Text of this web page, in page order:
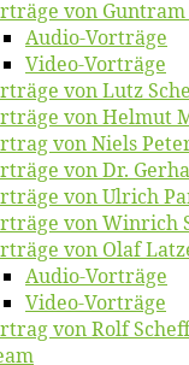
von
Au­dio-Vor­trä­ge
Vi­deo-Vor­trä­ge
von Lutz
von Hel­mut
von Niels
von Dr.
von Ul­rich
von Win­rich
von Olaf
Au­dio-Vor­trä­ge
Vi­deo-Vor­trä­ge
von Rolf